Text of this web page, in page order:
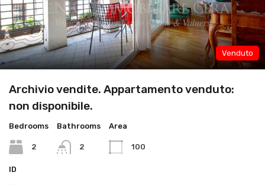
Venduto
Archivio vendite. Appartamento venduto:
non disponibile.
Bedrooms
2
Bathrooms
2
Area
100
ID